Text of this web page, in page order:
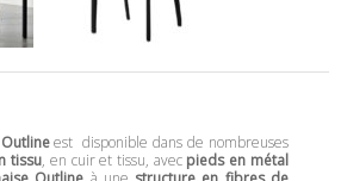
est disponible dans de nombreuses
tissu, en cuir et tissu, avec pieds en métal